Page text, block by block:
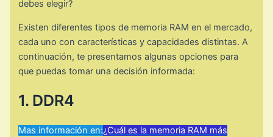
debes elegir?
Existen diferentes tipos de memoria RAM en el mercado,
cada uno con características y capacidades distintas. A
continuación, te presentamos algunas opciones para
que puedas tomar una decisión informada:
1. DDR4
Mas información en:¿Cuál es la memoria RAM más